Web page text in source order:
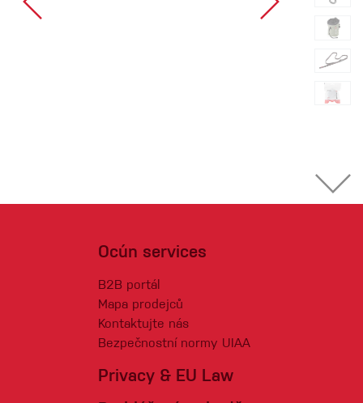
Ocún services
B2B portál
Mapa prodejců
Kontaktujte nás
Bezpečnostní normy UIAA
Privacy & EU Law